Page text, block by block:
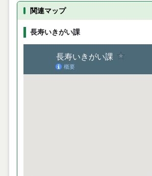
関連マップ
長寿いきがい課